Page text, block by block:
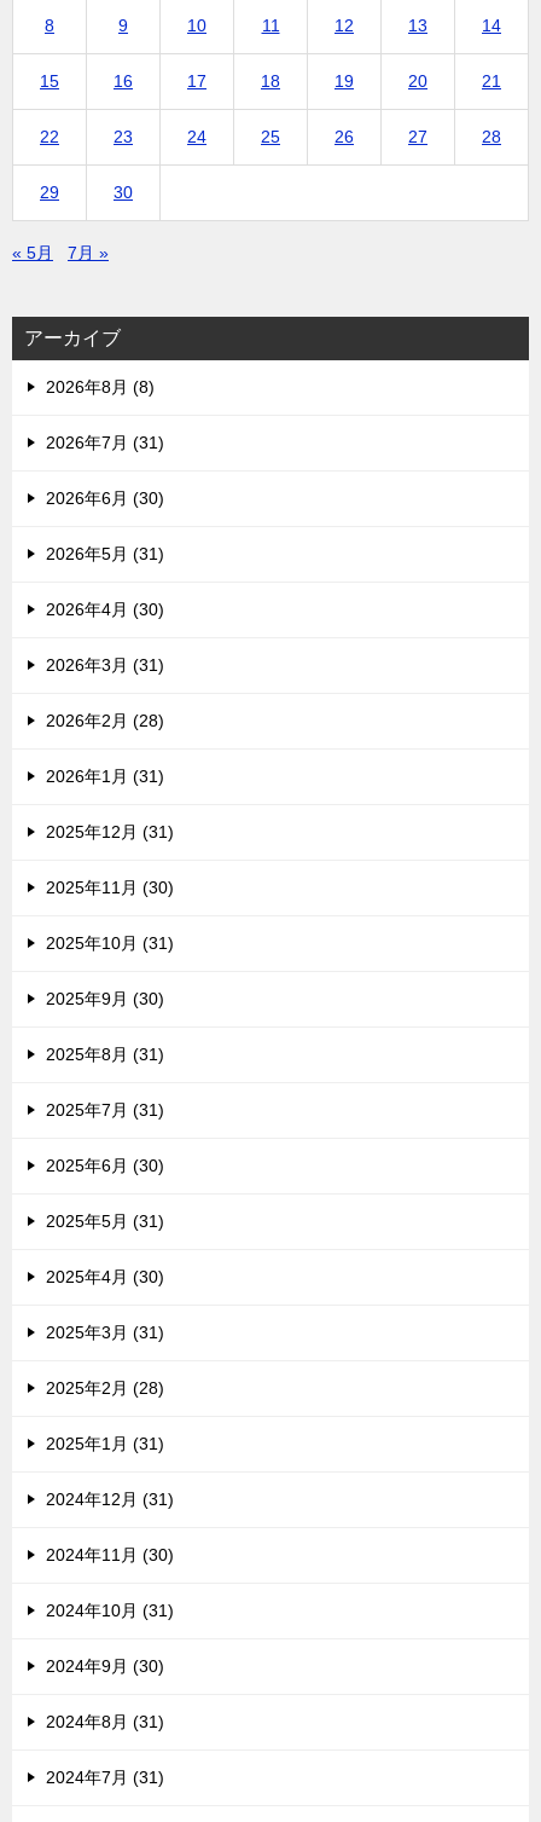
8 9 10 11 12 13 14
15 16 17 18 19 20 21
22 23 24 25 26 27 28
29 30
« 5月 7月 »
アーカイブ
2026年8月 (8)
2026年7月 (31)
2026年6月 (30)
2026年5月 (31)
2026年4月 (30)
2026年3月 (31)
2026年2月 (28)
2026年1月 (31)
2025年12月 (31)
2025年11月 (30)
2025年10月 (31)
2025年9月 (30)
2025年8月 (31)
2025年7月 (31)
2025年6月 (30)
2025年5月 (31)
2025年4月 (30)
2025年3月 (31)
2025年2月 (28)
2025年1月 (31)
2024年12月 (31)
2024年11月 (30)
2024年10月 (31)
2024年9月 (30)
2024年8月 (31)
2024年7月 (31)